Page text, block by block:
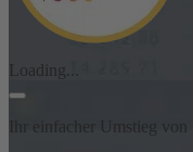
Loading...
Ihr einfacher Umstieg